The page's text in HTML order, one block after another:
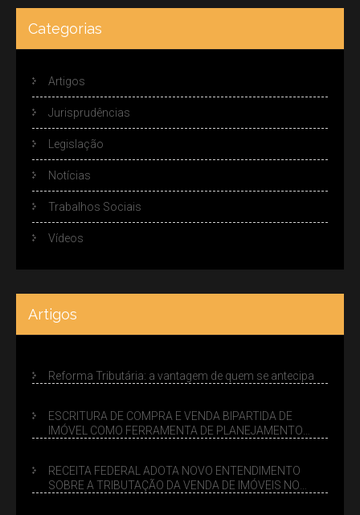
Categorias
Artigos
Jurisprudências
Legislação
Notícias
Trabalhos Sociais
Vídeos
Artigos
Reforma Tributária: a vantagem de quem se antecipa
ESCRITURA DE COMPRA E VENDA BIPARTIDA DE
IMÓVEL COMO FERRAMENTA DE PLANEJAMENTO
RECEITA FEDERAL ADOTA NOVO ENTENDIMENTO
SOBRE A TRIBUTAÇÃO DA VENDA DE IMÓVEIS NO